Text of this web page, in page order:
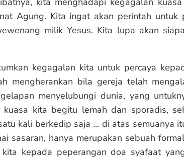
Agung. Kita ingat akan perintah untuk
milik Yesus. Kita lupa akan
kegagalan kita untuk percaya
mengherankan bila gereja telah
menyelubungi dunia, yang
kita begitu lemah dan sporadis,
kali berkedip saja ... di atas semuanya
sasaran, hanya merupakan sebuah
kepada peperangan doa syafaat